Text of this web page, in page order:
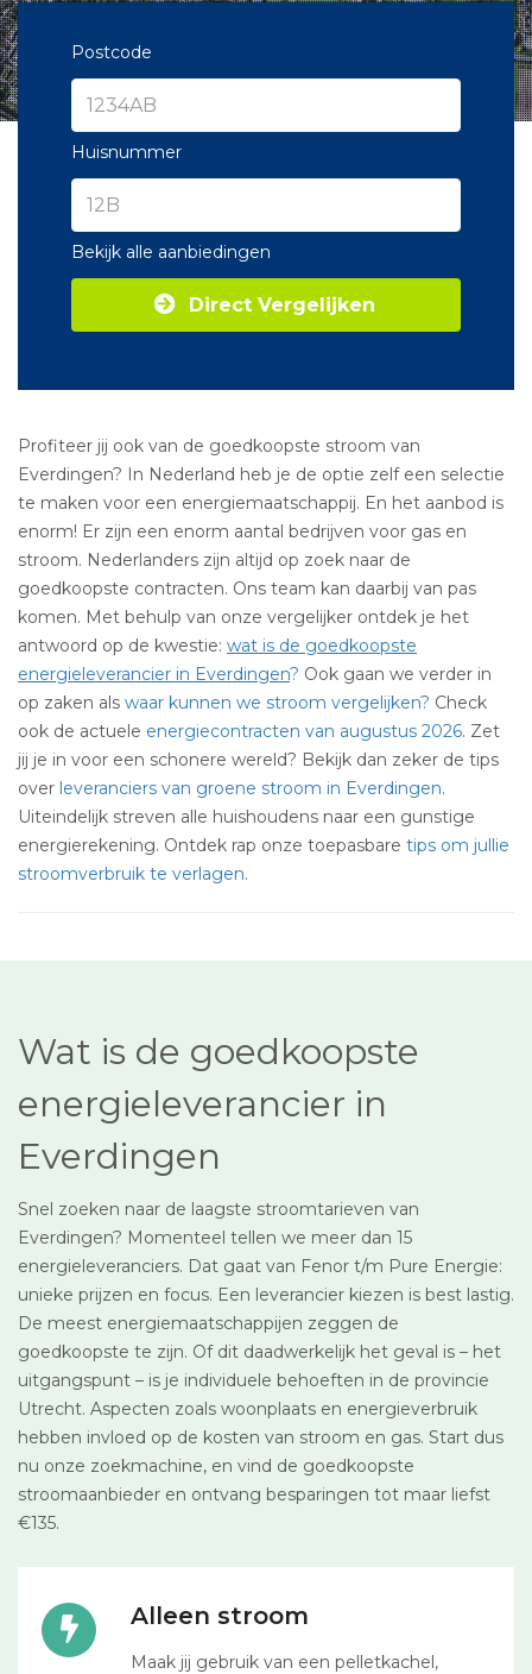
Postcode
Huisnummer
Bekijk alle aanbiedingen
Direct Vergelijken
Profiteer jij ook van de goedkoopste stroom van
Everdingen? In Nederland heb je de optie zelf een selectie
te maken voor een energiemaatschappij. En het aanbod is
enorm! Er zijn een enorm aantal bedrijven voor gas en
stroom. Nederlanders zijn altijd op zoek naar de
goedkoopste contracten. Ons team kan daarbij van pas
komen. Met behulp van onze vergelijker ontdek je het
antwoord op de kwestie: wat is de goedkoopste
energieleverancier in Everdingen? Ook gaan we verder in
op zaken als waar kunnen we stroom vergelijken? Check
ook de actuele energiecontracten van augustus 2026. Zet
jij je in voor een schonere wereld? Bekijk dan zeker de tips
over leveranciers van groene stroom in Everdingen.
Uiteindelijk streven alle huishoudens naar een gunstige
energierekening. Ontdek rap onze toepasbare tips om jullie
stroomverbruik te verlagen.
Wat is de goedkoopste
energieleverancier in
Everdingen
Snel zoeken naar de laagste stroomtarieven van
Everdingen? Momenteel tellen we meer dan 15
energieleveranciers. Dat gaat van Fenor t/m Pure Energie:
unieke prijzen en focus. Een leverancier kiezen is best lastig.
De meest energiemaatschappijen zeggen de
goedkoopste te zijn. Of dit daadwerkelijk het geval is – het
uitgangspunt – is je individuele behoeften in de provincie
Utrecht. Aspecten zoals woonplaats en energieverbruik
hebben invloed op de kosten van stroom en gas. Start dus
nu onze zoekmachine, en vind de goedkoopste
stroomaanbieder en ontvang besparingen tot maar liefst
€135.
Alleen stroom
Maak jij gebruik van een pelletkachel,